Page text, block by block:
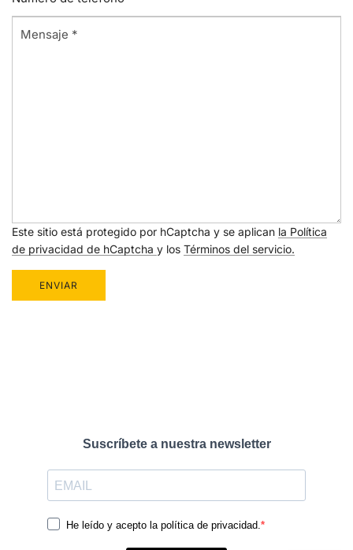
teléfono
Este sitio está protegido por hCaptcha y se aplican la Política
de privacidad de hCaptcha y los Términos del servicio.
ENVIAR